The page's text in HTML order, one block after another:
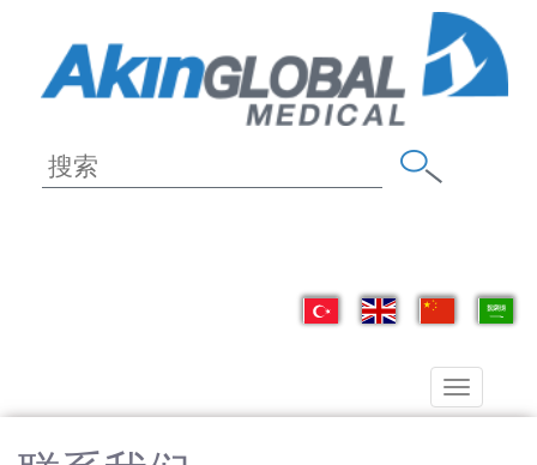
Toggle
navigation